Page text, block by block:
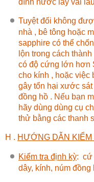
dính nước lấy vải
Tuyệt đối không
nhà , bê tông hoặc
sapphire có thể
lộn trong cách
có độ cứng lớn hơn
cho kính , hoặc việc
gây tổn hại xước
đồng hồ . Nếu bạn
hãy dùng dùng cụ
thử bằng các thanh
H . HƯỚNG DẪN
Kiểm tra định kỳ: cứ
dây, kính, núm